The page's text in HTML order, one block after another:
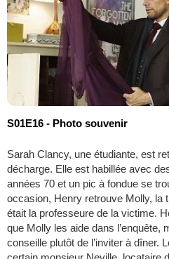
S01E16 - Photo souvenir
Sarah Clancy, une étudiante, est
décharge. Elle est habillée avec
années 70 et un pic à fondue se
occasion, Henry retrouve Molly, la
était la professeure de la victime.
que Molly les aide dans l’enquête,
conseille plutôt de l’inviter à dîner.